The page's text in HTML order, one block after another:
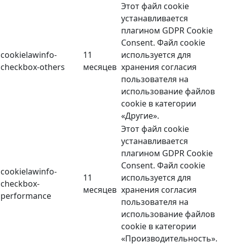
cookielawinfo-
checkbox-others
11
месяцев
Этот файл cookie
устанавливается
плагином GDPR Cookie
Consent. Файл cookie
используется для
хранения согласия
пользователя на
использование файлов
cookie в категории
«Другие».
cookielawinfo-
checkbox-
performance
11
месяцев
Этот файл cookie
устанавливается
плагином GDPR Cookie
Consent. Файл cookie
используется для
хранения согласия
пользователя на
использование файлов
cookie в категории
«Производительность».